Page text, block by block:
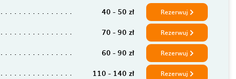
40 - 50 zł Rezerwuj
70 - 90 zł Rezerwuj
60 - 90 zł Rezerwuj
110 - 140 zł Rezerwuj